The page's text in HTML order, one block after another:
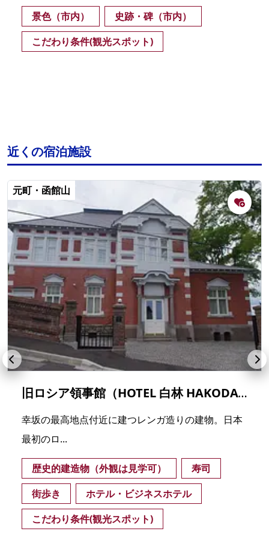
景色（市内）
史跡・碑（市内）
こだわり条件(観光スポット)
近くの宿泊施設
元町・函館山
旧ロシア領事館（HOTEL 白林 HAKODATE）
幸坂の最高地点付近に建つレンガ造りの建物。日本
最初のロ...
歴史的建造物（外観は見学可）
寿司
街歩き
ホテル・ビジネスホテル
こだわり条件(観光スポット)